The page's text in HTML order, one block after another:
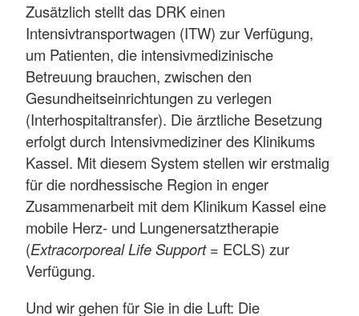
Zusätzlich stellt das DRK einen
Intensivtransportwagen (ITW) zur Verfügung,
um Patienten, die intensivmedizinische
Betreuung brauchen, zwischen den
Gesundheitseinrichtungen zu verlegen
(Interhospitaltransfer). Die ärztliche Besetzung
erfolgt durch Intensivmediziner des Klinikums
Kassel. Mit diesem System stellen wir erstmalig
für die nordhessische Region in enger
Zusammenarbeit mit dem Klinikum Kassel eine
mobile Herz- und Lungenersatztherapie
(Extracorporeal Life Support= ECLS) zur
Verfügung.
Und wir gehen für Sie in die Luft: Die